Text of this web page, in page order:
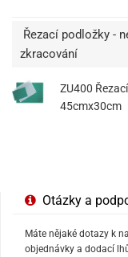
Řezací podložky -
zkracování
ZU400
45cmx30cm
Otázky a
Máte nějaké dotazy k
objednávky a dodací